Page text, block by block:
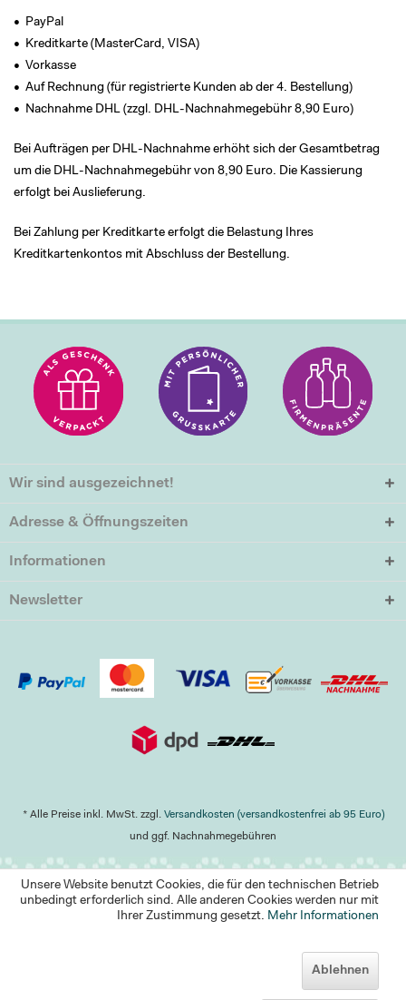
• PayPal
• Kreditkarte (MasterCard, VISA)
• Vorkasse
• Auf Rechnung (für registrierte Kunden ab der 4. Bestellung)
• Nachnahme DHL (zzgl. DHL-Nachnahmegebühr 8,90 Euro)
Bei Aufträgen per DHL-Nachnahme erhöht sich der Gesamtbetrag
um die DHL-Nachnahmegebühr von 8,90 Euro. Die Kassierung
erfolgt bei Auslieferung.
Bei Zahlung per Kreditkarte erfolgt die Belastung Ihres
Kreditkartenkontos mit Abschluss der Bestellung.
Wir sind ausgezeichnet!
Adresse & Öffnungszeiten
Informationen
Newsletter
* Alle Preise inkl. MwSt. zzgl. Versandkosten (versandkostenfrei ab 95 Euro)
und ggf. Nachnahmegebühren
Unsere Website benutzt Cookies, die für den technischen Betrieb
unbedingt erforderlich sind. Alle anderen Cookies werden nur mit
Ihrer Zustimmung gesetzt. Mehr Informationen
Ablehnen